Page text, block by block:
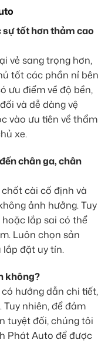
tốt hơn thảm cao
vẻ sang trọng hơn,
tốt các phần nỉ bên
ưu điểm về độ bền,
và dễ dàng vệ
vào ưu tiên về thẩm
xe.
chân ga, chân
cài cố định và
ảnh hưởng. Tuy
lắp sai có thể
Luôn chọn sản
lắp đặt uy tín.
không?
hướng dẫn chi tiết,
nhiên, để đảm
tuyệt đối, chúng tôi
Phát Auto để được